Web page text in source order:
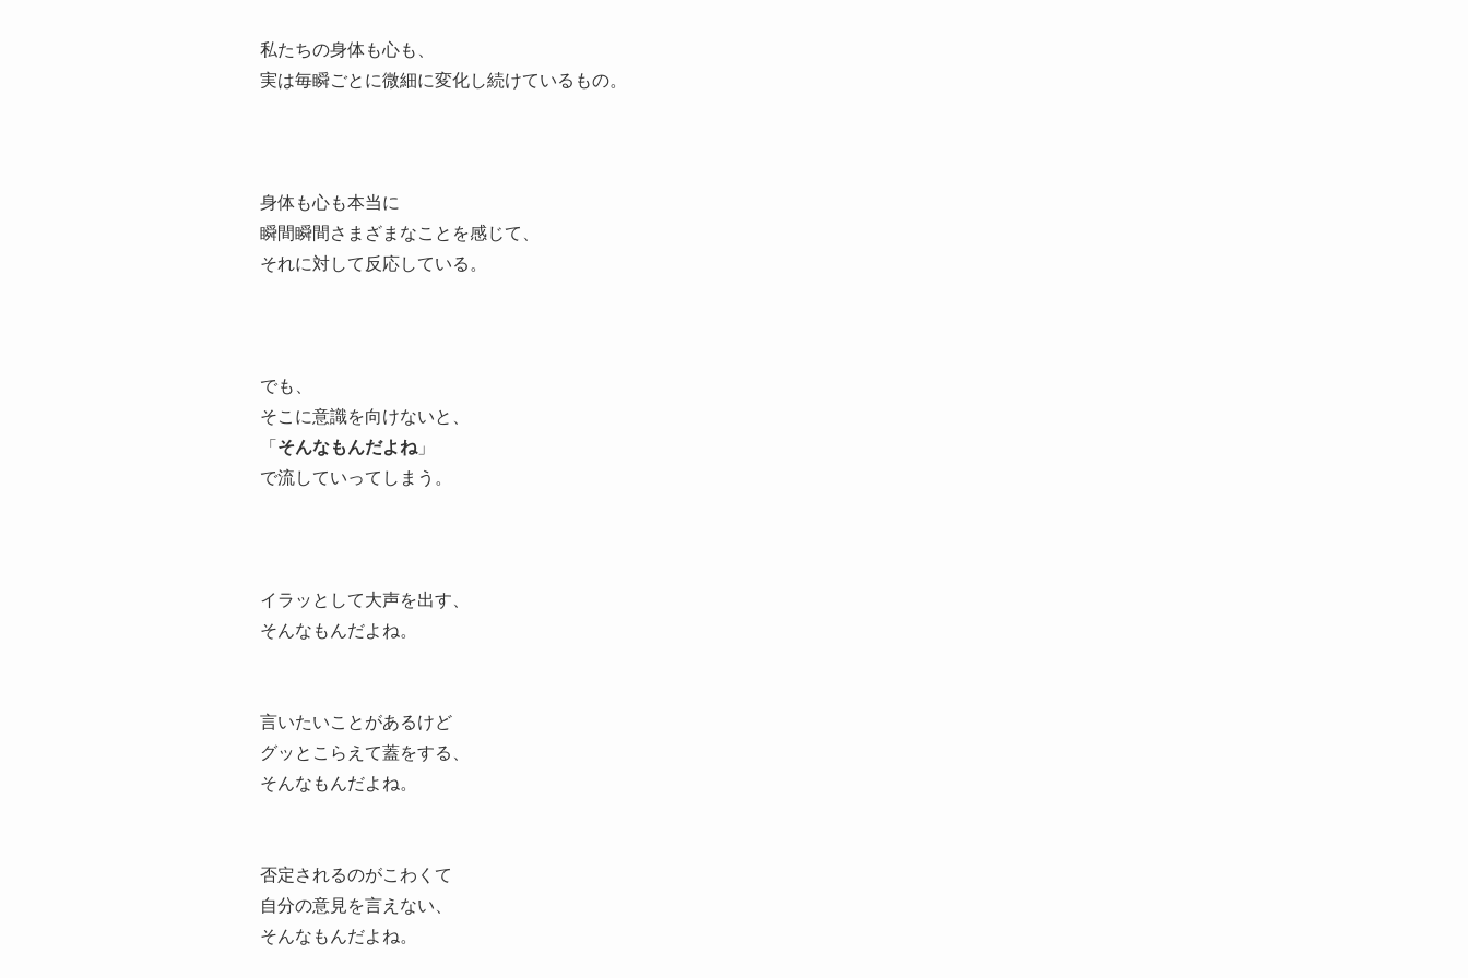
私たちの身体も心も、
実は毎瞬ごとに微細に変化し続けているもの。
身体も心も本当に
瞬間瞬間さまざまなことを感じて、
それに対して反応している。
でも、
そこに意識を向けないと、
「 そんなもんだよね」
で流していってしまう。
イラッとして大声を出す、
そんなもんだよね。
言いたいことがあるけど
グッとこらえて蓋をする、
そんなもんだよね。
否定されるのがこわくて
自分の意見を言えない、
そんなもんだよね。